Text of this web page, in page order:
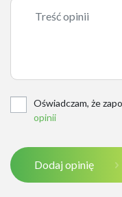
Oświadczam, że
opinii
Dodaj opinię